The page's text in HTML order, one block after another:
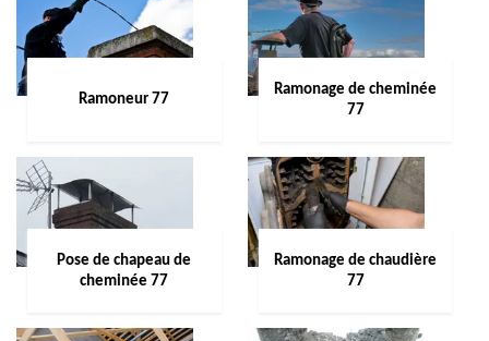
Ramoneur 77
Ramonage de cheminée
77
Pose de chapeau de
cheminée 77
Ramonage de chaudière
77